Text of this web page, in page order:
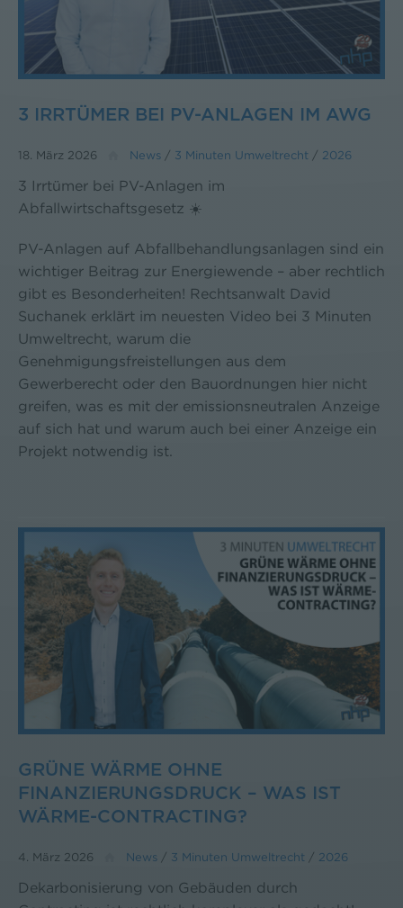
3 IRRTÜMER BEI PV-ANLAGEN IM AWG
18. März 2026 News / 3 Minuten Umweltrecht / 2026
3 Irrtümer bei PV-Anlagen im
Abfallwirtschaftsgesetz ☀️
PV-Anlagen auf Abfallbehandlungsanlagen sind ein
wichtiger Beitrag zur Energiewende – aber rechtlich
gibt es Besonderheiten! Rechtsanwalt David
Suchanek erklärt im neuesten Video bei 3 Minuten
Umweltrecht, warum die
Genehmigungsfreistellungen aus dem
Gewerberecht oder den Bauordnungen hier nicht
greifen, was es mit der emissionsneutralen Anzeige
auf sich hat und warum auch bei einer Anzeige ein
Projekt notwendig ist.
GRÜNE WÄRME OHNE
FINANZIERUNGSDRUCK – WAS IST
WÄRME-CONTRACTING?
4. März 2026 News / 3 Minuten Umweltrecht / 2026
Dekarbonisierung von Gebäuden durch